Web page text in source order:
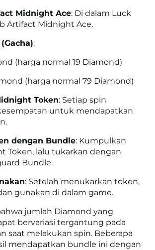
Midnight Ace: Di dalam Luck
Artifact Midnight Ace.
:
(harga normal 19 Diamond)
(harga normal 79 Diamond)
Token: Setiap spin
untuk mendapatkan
.
dengan Bundle: Kumpulkan
Token, lalu tukarkan dengan
Bundle.
: Setelah menukarkan token,
gunakan di dalam game.
jumlah Diamond yang
bervariasi tergantung pada
saat melakukan spin. Beberapa
mendapatkan bundle ini dengan